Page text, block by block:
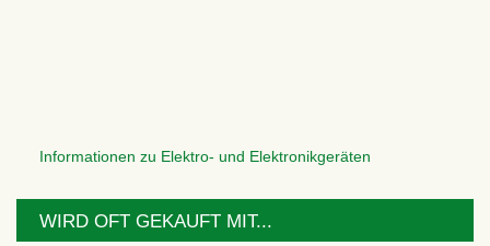
Informationen zu Elektro- und Elektronikgeräten
WIRD OFT GEKAUFT MIT...